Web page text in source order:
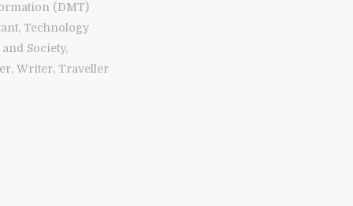
(DMT)
Technology
Society,
Writer, Traveller